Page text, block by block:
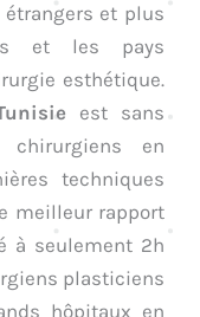
et plus
et les pays
esthétique.
est sans
en
techniques
meilleur rapport
à seulement 2h
plasticiens
hôpitaux en